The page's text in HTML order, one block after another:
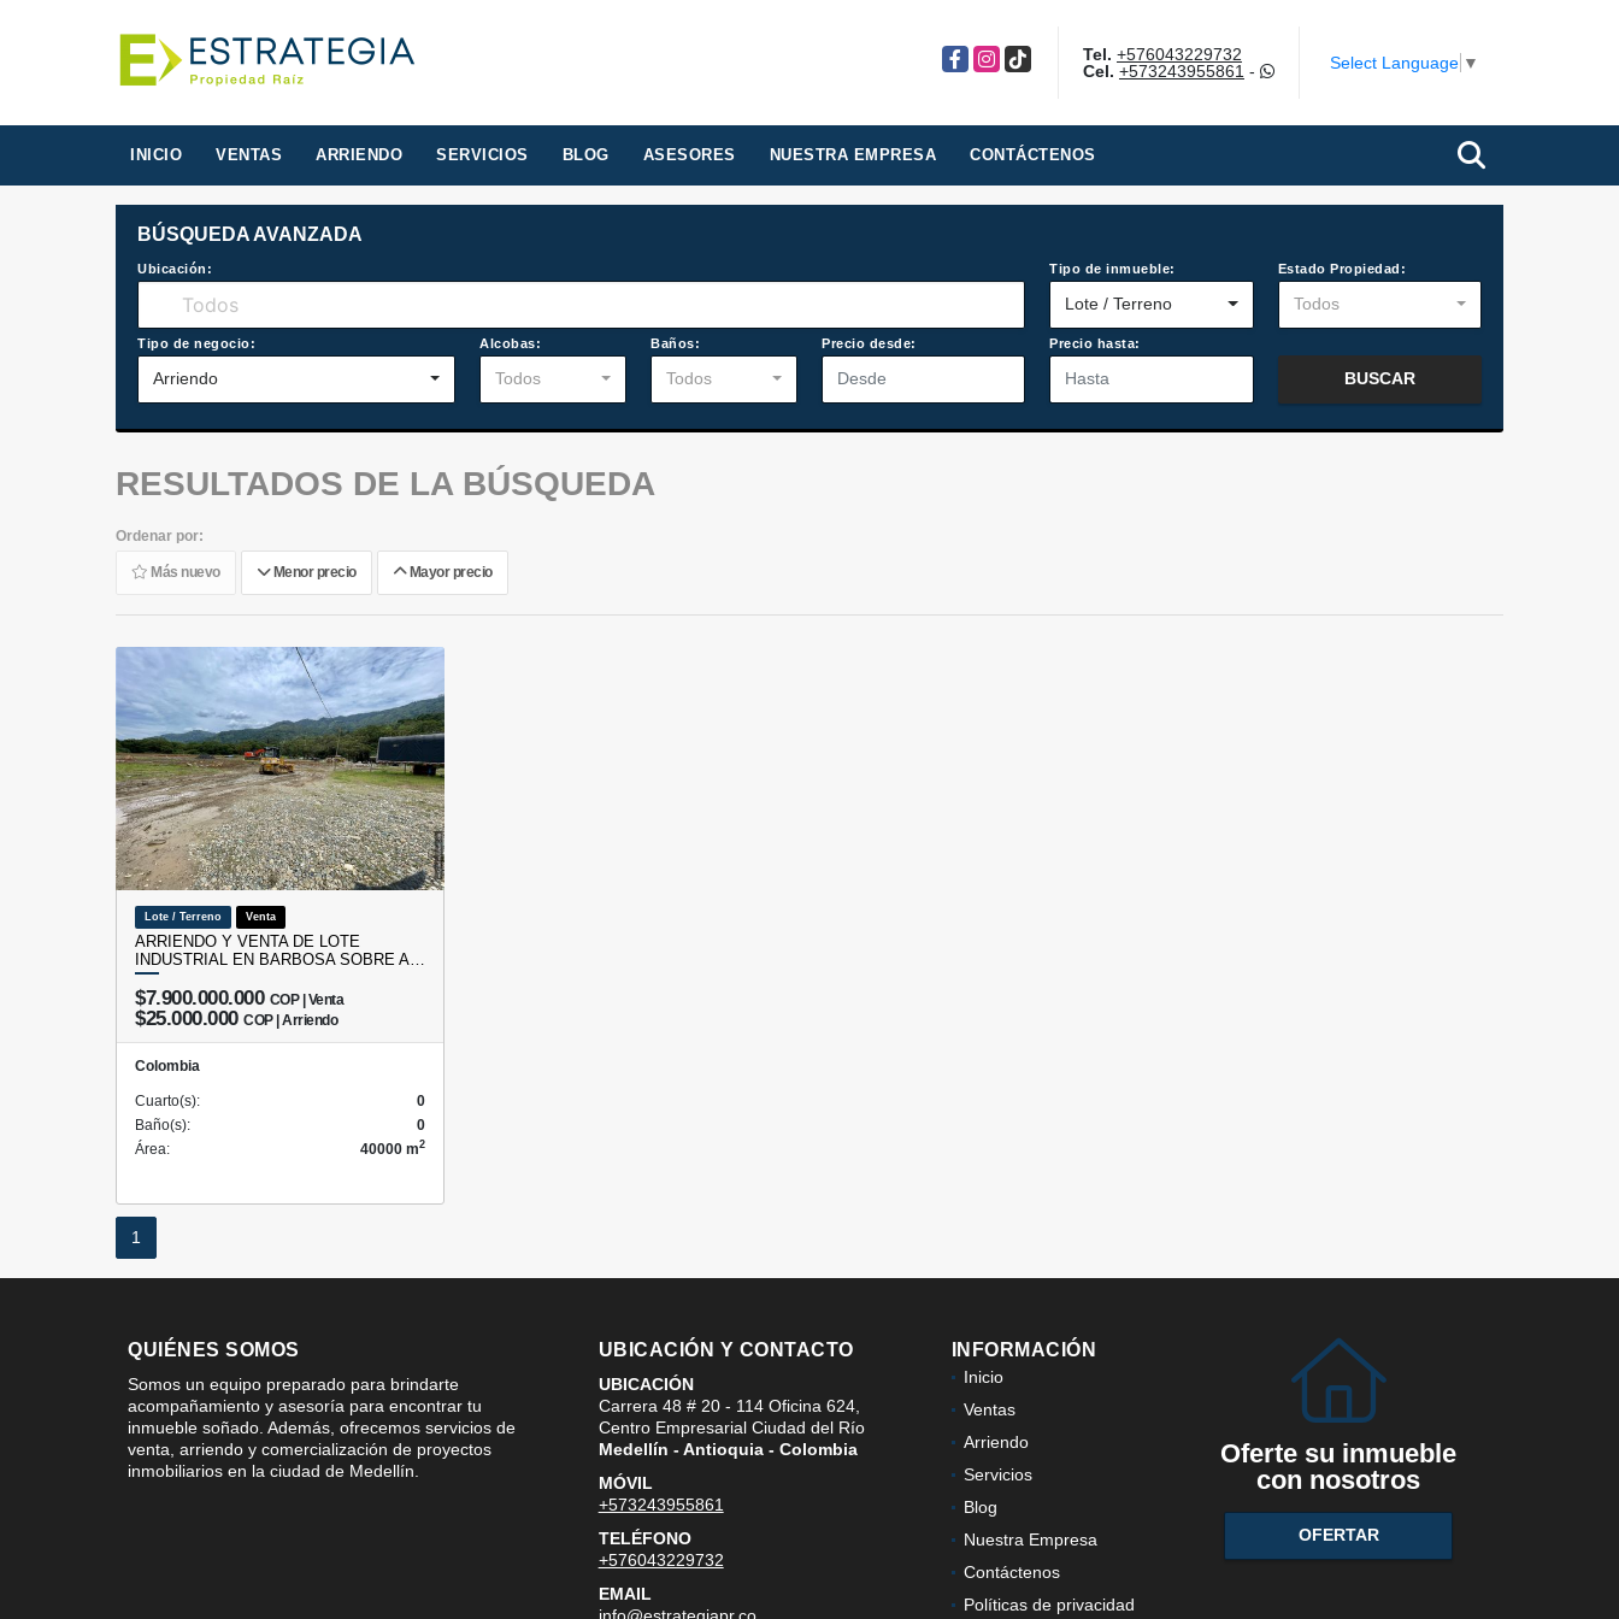
Facebook
Instagram
TikTok Tel. +576043229732
Cel. +573243955861 - Select Language ▼
INICIO VENTAS ARRIENDO SERVICIOS BLOG ASESORES NUESTRA EMPRESA CONTÁCTENOS
BÚSQUEDA AVANZADA
Ubicación: Tipo de inmueble:
Lote / Terreno
Estado Propiedad:
Todos
Tipo de negocio:
Arriendo
Alcobas:
Todos
Baños:
Todos
Precio desde: Precio hasta:
BUSCAR
RESULTADOS DE LA BÚSQUEDA
Ordenar por:
Más nuevo Menor precio Mayor precio
Lote / Terreno Venta
ARRIENDO Y VENTA DE LOTE
INDUSTRIAL EN BARBOSA SOBRE A…
$7.900.000.000 COP | Venta
$25.000.000 COP | Arriendo
Colombia
Cuarto(s):
0
Baño(s):
0
Área:
40000 m2
1
QUIÉNES SOMOS
Somos un equipo preparado para brindarte
acompañamiento y asesoría para encontrar tu
inmueble soñado. Además, ofrecemos servicios de
venta, arriendo y comercialización de proyectos
inmobiliarios en la ciudad de Medellín.
UBICACIÓN Y CONTACTO
UBICACIÓN
Carrera 48 # 20 - 114 Oficina 624,
Centro Empresarial Ciudad del Río
Medellín - Antioquia - Colombia
MÓVIL
+573243955861
TELÉFONO
+576043229732
EMAIL
INFORMACIÓN
Inicio
Ventas
Arriendo
Servicios
Blog
Nuestra Empresa
Contáctenos
Políticas de privacidad
Oferte su inmueble
con nosotros
OFERTAR